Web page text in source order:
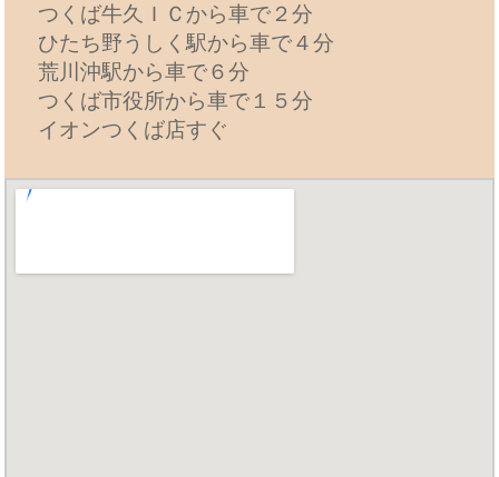
つくば牛久ＩＣから車で２分
ひたち野うしく駅から車で４分
荒川沖駅から車で６分
つくば市役所から車で１５分
イオンつくば店すぐ